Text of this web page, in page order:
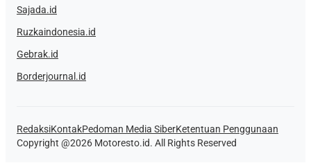
Sajada.id
Ruzkaindonesia.id
Gebrak.id
Borderjournal.id
RedaksiKontakPedoman Media SiberKetentuan Penggunaan
Copyright @2026 Motoresto.id. All Rights Reserved